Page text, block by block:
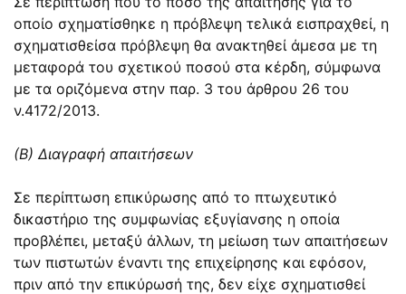
οποίο σχηματίσθηκε η πρόβλεψη τελικά εισπραχθεί, η
σχηματισθείσα πρόβλεψη θα ανακτηθεί άμεσα με τη
μεταφορά του σχετικού ποσού στα κέρδη, σύμφωνα
με τα οριζόμενα στην παρ. 3 του άρθρου 26 του
ν.4172/2013.
(Β) Διαγραφή απαιτήσεων
Σε περίπτωση επικύρωσης από το πτωχευτικό
δικαστήριο της συμφωνίας εξυγίανσης η οποία
προβλέπει, μεταξύ άλλων, τη μείωση των απαιτήσεων
των πιστωτών έναντι της επιχείρησης και εφόσον,
πριν από την επικύρωσή της, δεν είχε σχηματισθεί